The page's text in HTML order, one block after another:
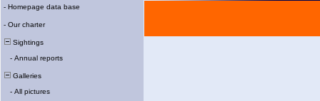
- Homepage data base
- Our charter
Sightings
- Annual reports
Galleries
- All pictures